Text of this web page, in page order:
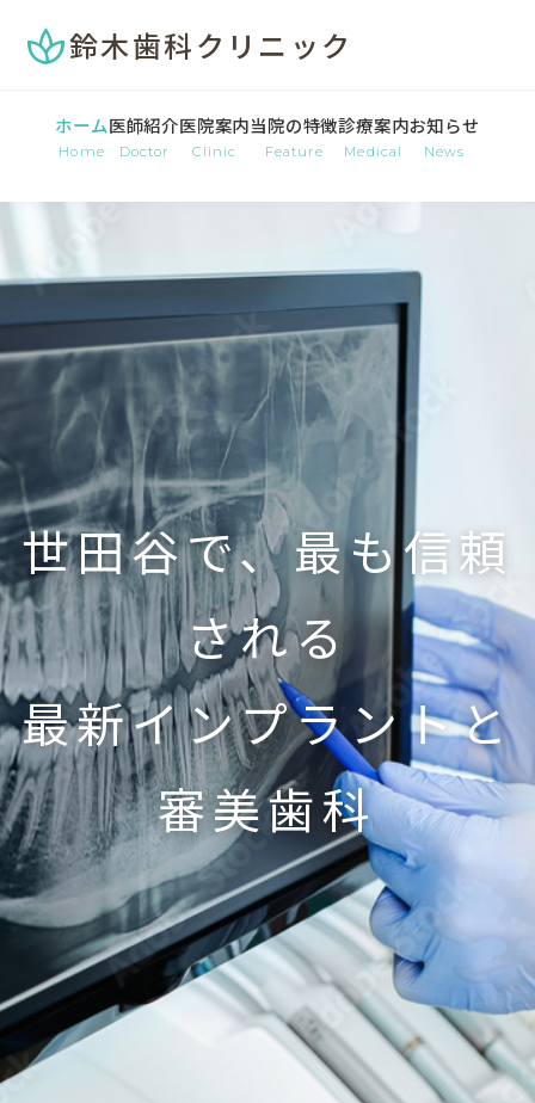
spa鈴木歯科クリニック
ホーム
Home
医師紹介
Doctor
医院案内
Clinic
当院の特徴
Feature
診療案内
Medical
お知らせ
News
世田谷で、最も信頼
される
最新インプラントと
審美歯科